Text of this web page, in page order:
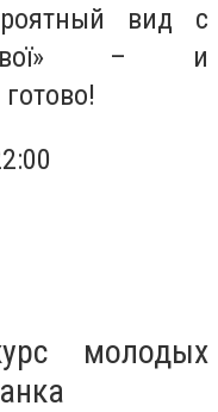
вид с
– и
молодых